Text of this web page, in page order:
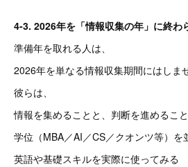
4-3. 2026年を「情報収集の年」に終わ
準備年を取れる人は、
2026年を単なる情報収集期間にはしま
彼らは、
情報を集めることと、判断を進めるこ
学位（MBA／AI／CS／クオンツ等）を
英語や基礎スキルを実際に使ってみる